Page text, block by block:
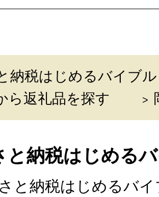
納税はじめるバイブル
ら返礼品を探す
と納税はじめる
さと納税はじめるバ